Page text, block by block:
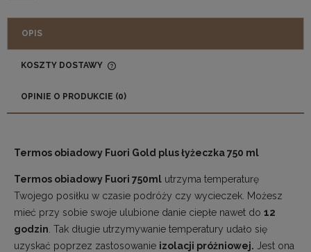
OPIS
KOSZTY DOSTAWY
OPINIE O PRODUKCIE (0)
Termos obiadowy Fuori Gold plus łyżeczka 750 ml
Termos obiadowy Fuori 750ml utrzyma temperaturę
Twojego posiłku w czasie podróży czy wycieczek. Możesz
mieć przy sobie swoje ulubione danie ciepłe nawet do 12
godzin . Tak długie utrzymywanie temperatury udało się
uzyskać poprzez zastosowanie izolacji próżniowej. Jest ona